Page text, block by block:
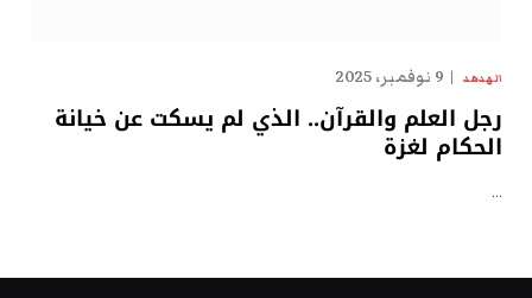
الهدهد 9 نوفمبر، 2025
رجل العلم والقرآن.. الذي لم يسكت عن خيانة
الحكام لغزة
…